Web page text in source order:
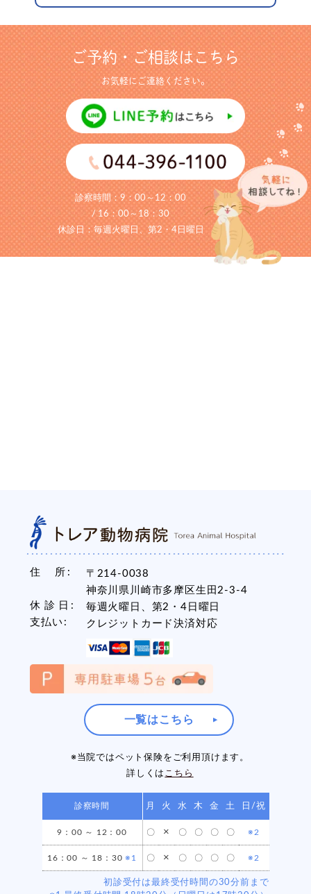
ご予約・ご相談はこちら
お気軽にご連絡ください。
診察時間：9：00～12：00
/ 16：00～18：30
休診日：毎週火曜日、第2・4日曜日
住 所
〒214-0038
神奈川県川崎市多摩区生田2-3-4
休 診 日
毎週火曜日、第2・4日曜日
支払い
クレジットカード決済対応
一覧はこちら
※当院ではペット保険をご利用頂けます。
詳しくは こちら
診察時間 月 火 水 木 金 土 日/祝
9：00 ～ 12：00 〇 × 〇 〇 〇 〇 ※2
16：00 ～ 18：30※1 〇 × 〇 〇 〇 〇 ※2
初診受付は最終受付時間の30分前まで